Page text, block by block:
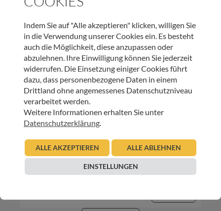
Urban Regensburger
Beitrag lesen
Stimmen aus dem Hospiz – Christina Kaneider
Urban Regensburger
Indem Sie auf "Alle akzeptieren" klicken, willigen Sie
in die Verwendung unserer Cookies ein. Es besteht
auch die Möglichkeit, diese anzupassen oder
abzulehnen. Ihre Einwilligung können Sie jederzeit
widerrufen. Die Einsetzung einiger Cookies führt
dazu, dass personenbezogene Daten in einem
Drittland ohne angemessenes Datenschutzniveau
verarbeitet werden.
Weitere Informationen erhalten Sie unter
Datenschutzerklärung.
ALLE AKZEPTIEREN ALLE ABLEHNEN
EINSTELLUNGEN